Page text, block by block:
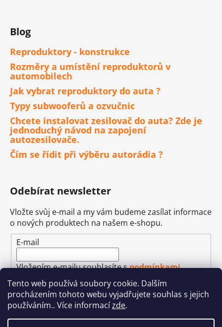
Tento web používá soubory cookie. Dalším
procházením tohoto webu vyjadřujete souhlas s jejich
používáním.. Více informacízde.
Blog
Reproduktory - konstrukce
Rozměry a umístění reproduktorů v
automobilech
Jak vybrat reproduktory do auta ?
Typy subwooferů a ozvučnic
Chcete instalovat zesilovač do auta? Zde je
jednoduchý návod na zapojení
autozesilovače.
Čím se řídit při výběru autorádia ?
Odebírat newsletter
Vložte svůj e-mail a my vám budeme zasílat informace
o nových produktech na našem e-shopu.
E-mail
Vložením e-mailu souhlasíte spodmínkami
ochrany osobních údajů
PŘIHLÁSIT SE